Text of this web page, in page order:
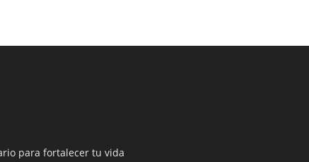
para fortalecer tu vida